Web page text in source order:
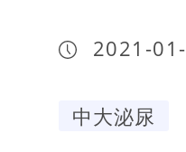
2021-
中大泌尿